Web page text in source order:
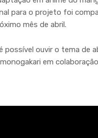
para o projeto foi
mês de abril.
possível ouvir o tema de
em